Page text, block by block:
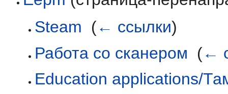
Steam
(← ссылки)
Работа со сканером
(←
Education applications/